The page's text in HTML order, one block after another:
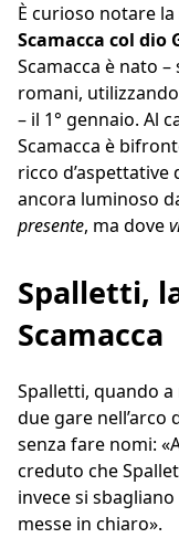
È curioso notare la
Scamacca col dio
Scamacca è nato
romani,
– il 1° gennaio. Al
Scamacca è
ricco
ancora luminoso
presente, ma dove
Spalletti,
Scamacca
Spalletti, quando
due gare nell’arco
senza fare nomi:
creduto che
invece si
messe in chiaro».